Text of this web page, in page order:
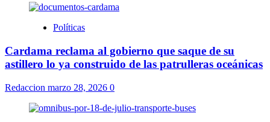
Políticas
Cardama reclama al gobierno que saque de su
astillero lo ya construido de las patrulleras oceánicas
Redaccion marzo 28, 2026 0